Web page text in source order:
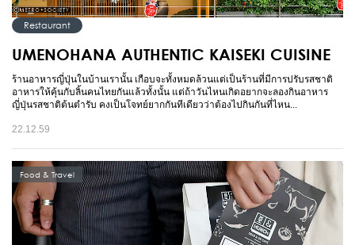
Restaurant
UMENOHANA AUTHENTIC KAISEKI CUISINE
ร้านอาหารญี่ปุ่นในบ้านเรานั้น เกือบจะทั้งหมดล้วนแต่เป็นร้านที่มีการปรับรสชาติ
อาหารให้คุ้นกับลิ้นคนไทยกันแล้วทั้งนั้น แต่ถ้าวันไหนเกิดอยากจะลองกินอาหาร
ญี่ปุ่นรสชาติต้นตำรับ คงเป็นโจทย์ยากกันทีเดียวว่าต้องไปกินกันที่ไหน...
22.12.59
Food & Travel